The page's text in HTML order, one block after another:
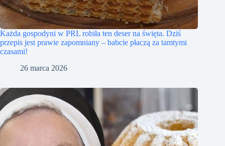
Każda gospodyni w PRL robiła ten deser na święta. Dziś
przepis jest prawie zapomniany – babcie płaczą za tamtymi
czasami!
26 marca 2026